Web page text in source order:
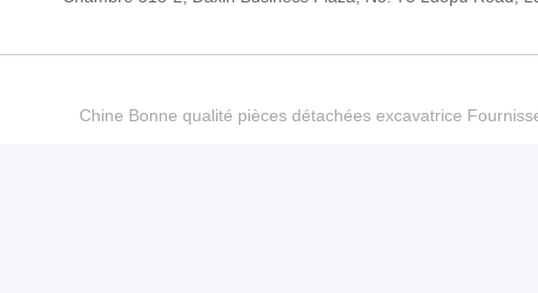
Chine Bonne qualité pièces détachées excavatrice